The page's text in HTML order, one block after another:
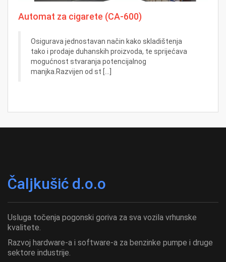
Automat za cigarete (CA-600)
Osigurava jednostavan način kako skladištenja
tako i prodaje duhanskih proizvoda, te sprijećava
mogućnost stvaranja potencijalnog
manjka.Razvijen od st [...]
Čaljkušić d.o.o
Usluga točenja pogonski goriva za sva vozila vrhunske
kvalitete.
Razvoj hardware-a i software-a za benzinke pumpe i druge
sektore industrije.